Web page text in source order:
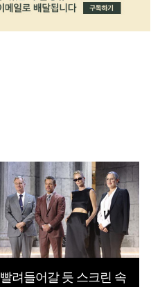
빨려들어갈 듯 스크린 속